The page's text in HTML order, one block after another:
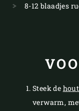
8-12 blaadjes
Steek de
verwarm,